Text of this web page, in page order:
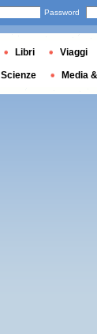
Password
Libri Viaggi
Scienze Media